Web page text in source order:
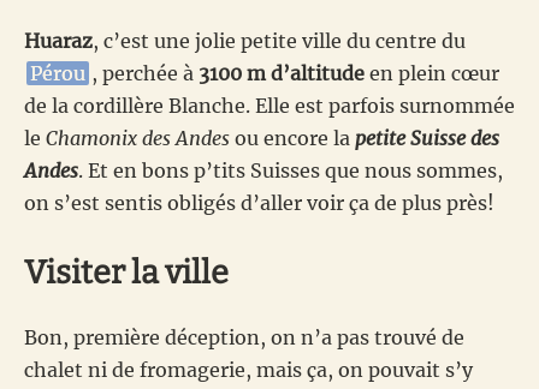
Huaraz, c’est une jolie petite ville du centre du
Pérou , perchée à 3100 m d’altitude en plein cœur
de la cordillère Blanche. Elle est parfois surnommée
le Chamonix des Andes ou encore la petite Suisse des
Andes. Et en bons p’tits Suisses que nous sommes,
on s’est sentis obligés d’aller voir ça de plus près!
Visiter la ville
Bon, première déception, on n’a pas trouvé de
chalet ni de fromagerie, mais ça, on pouvait s’y